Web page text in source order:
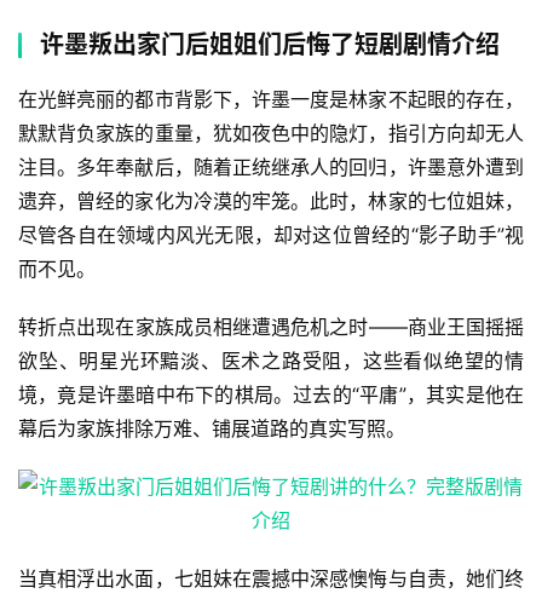
许墨叛出家门后姐姐们后悔了短剧剧情介绍
在光鲜亮丽的都市背影下，许墨一度是林家不起眼的存在，
默默背负家族的重量，犹如夜色中的隐灯，指引方向却无人
注目。多年奉献后，随着正统继承人的回归，许墨意外遭到
遗弃，曾经的家化为冷漠的牢笼。此时，林家的七位姐妹，
尽管各自在领域内风光无限，却对这位曾经的“影子助手”视
而不见。
转折点出现在家族成员相继遭遇危机之时——商业王国摇摇
欲坠、明星光环黯淡、医术之路受阻，这些看似绝望的情
境，竟是许墨暗中布下的棋局。过去的“平庸”，其实是他在
幕后为家族排除万难、铺展道路的真实写照。
当真相浮出水面，七姐妹在震撼中深感懊悔与自责，她们终